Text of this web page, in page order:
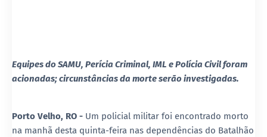
Equipes do SAMU, Perícia Criminal, IML e Polícia Civil foram
acionadas; circunstâncias da morte serão investigadas.
Porto Velho, RO - Um policial militar foi encontrado morto
na manhã desta quinta-feira nas dependências do Batalhão